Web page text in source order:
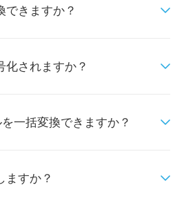
できますか？
化されますか？
一括変換できますか？
ますか？